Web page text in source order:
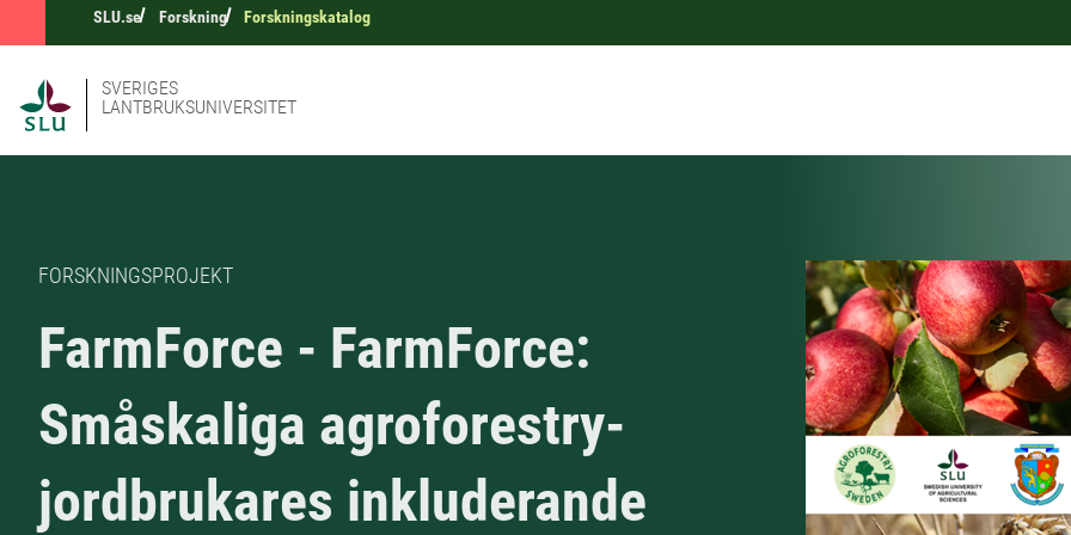
SLU.se Forskning Forskningskatalog
SVERIGES
LANTBRUKSUNIVERSITET
FORSKNINGSPROJEKT
FarmForce - FarmForce:
Småskaliga agroforestry-
jordbrukares inkluderande